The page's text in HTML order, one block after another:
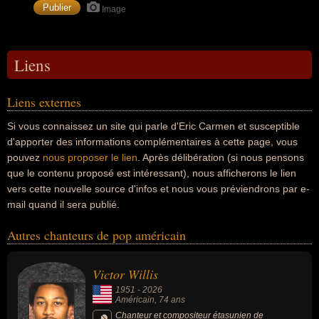
Image
Liens
Liens externes
Si vous connaissez un site qui parle d'Eric Carmen et susceptible
d'apporter des informations complémentaires à cette page, vous
pouvez nous proposer le lien . Après délibération (si nous pensons
que le contenu proposé est intéressant), nous afficherons le lien
vers cette nouvelle source d'infos et nous vous préviendrons par e-
mail quand il sera publié.
Autres chanteurs de pop américain
Victor Willis
1951 - 2026
Américain, 74 ans
Chanteur et compositeur étasunien de